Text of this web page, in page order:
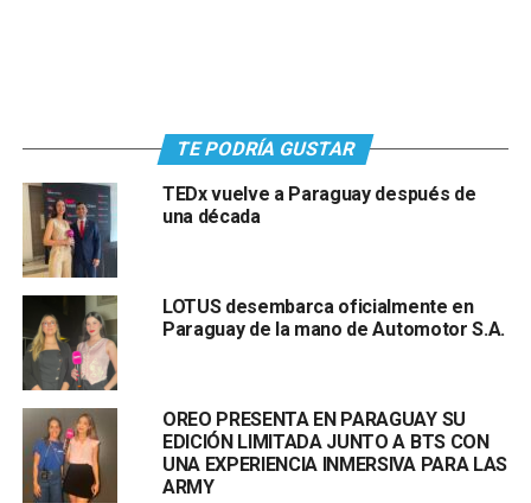
TE PODRÍA GUSTAR
TEDx vuelve a Paraguay después de
una década
LOTUS desembarca oficialmente en
Paraguay de la mano de Automotor S.A.
OREO PRESENTA EN PARAGUAY SU
EDICIÓN LIMITADA JUNTO A BTS CON
UNA EXPERIENCIA INMERSIVA PARA LAS
ARMY